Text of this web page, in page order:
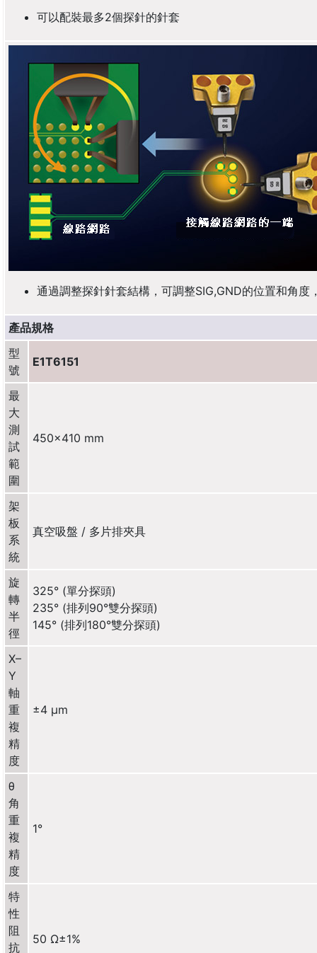
可以配裝最多2個探針的針套
通過調整探針針套結構，可調整SIG,GND的位置和角
產品規格
型
號
E1T6151
最
大
測
試
範
圍
450×410 mm
架
板
系
統
真空吸盤 / 多片排夾具
旋
轉
半
徑
325° (單分探頭)
235° (排列90°雙分探頭)
145° (排列180°雙分探頭)
X–
Y
軸
重
複
精
度
±4 µm
θ
角
重
複
精
度
1°
特
性
阻
抗
50 Ω±1%